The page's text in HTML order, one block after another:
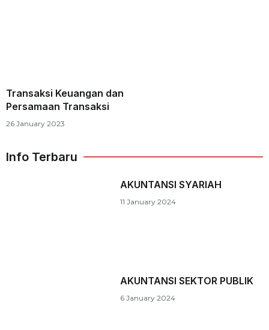
Transaksi Keuangan dan
Persamaan Transaksi
26 January 2023
Info Terbaru
AKUNTANSI SYARIAH
11 January 2024
AKUNTANSI SEKTOR PUBLIK
6 January 2024